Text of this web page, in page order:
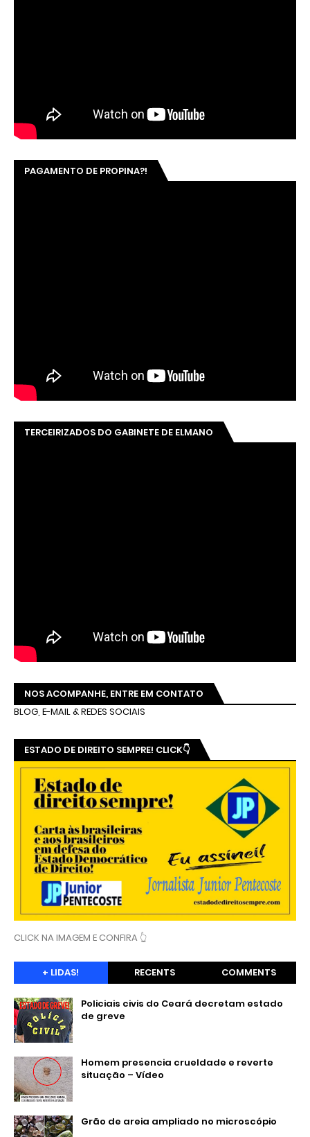
PAGAMENTO DE PROPINA?!
TERCEIRIZADOS DO GABINETE DE ELMANO
NOS ACOMPANHE, ENTRE EM CONTATO
BLOG, E-MAIL & REDES SOCIAIS
ESTADO DE DIREITO SEMPRE! CLICK👇
CLICK NA IMAGEM E CONFIRA 👆
+ LIDAS! RECENTS COMMENTS
Policiais civis do Ceará decretam estado
de greve
Homem presencia crueldade e reverte
situação – Vídeo
Grão de areia ampliado no microscópio